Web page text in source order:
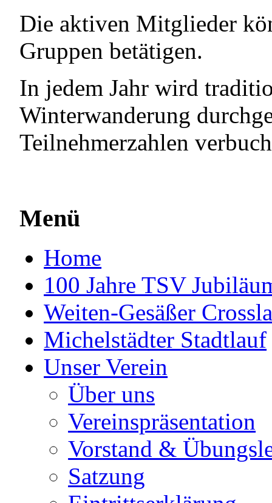
Die aktiven Mitglieder
Gruppen betätigen.
In jedem Jahr wird
Winterwanderung
Teilnehmerzahlen
Menü
Home
100 Jahre TSV
Weiten-Gesäßer
Michelstädter Stadtlauf
Unser Verein
Über uns
Vereinspräsentation
Vorstand &
Satzung